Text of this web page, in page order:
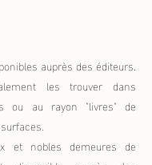
auprès des éditeurs.
les trouver dans
ou au rayon "livres" de
et nobles demeures de